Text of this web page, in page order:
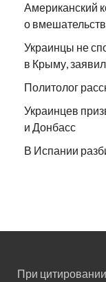
Американский
о
Украинцы не
в Крыму,
Политолог
Украинцев
и Донбасс
В Испании
При